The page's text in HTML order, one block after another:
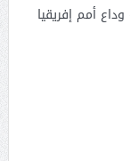
أمم إفريقيا